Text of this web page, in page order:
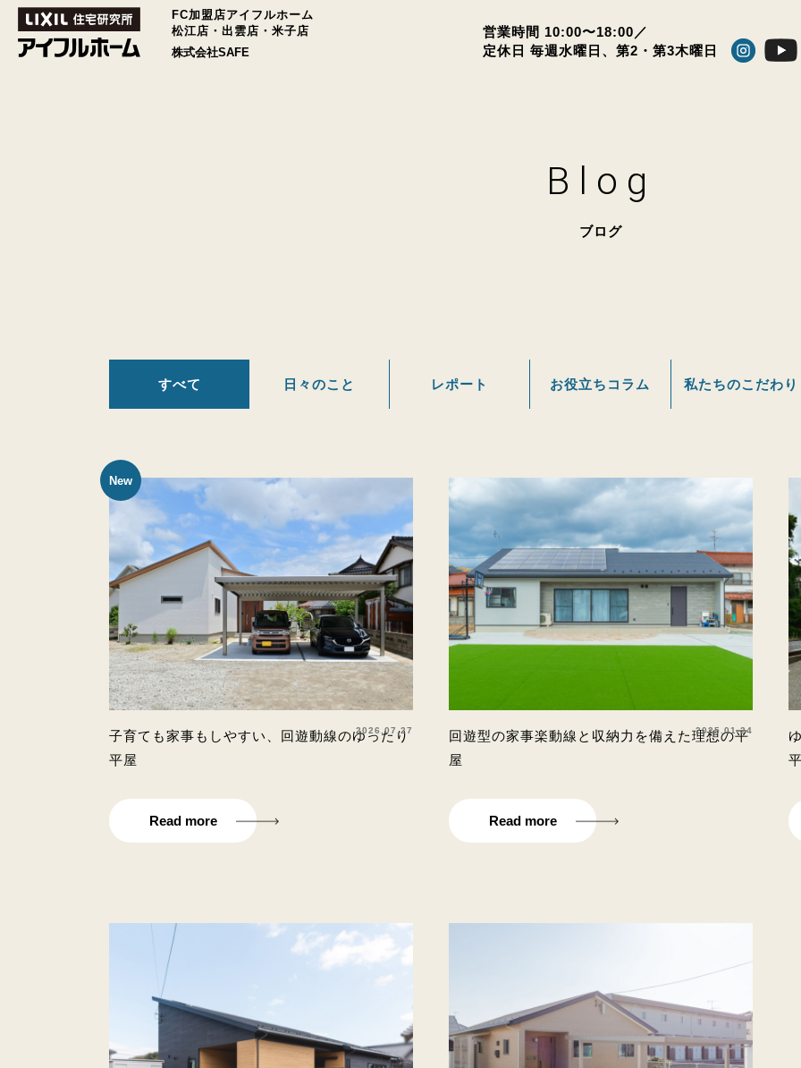
FC加盟店アイフルホーム
松江店・出雲店・米子店
株式会社SAFE
営業時間 10:00〜18:00／
定休日 毎週水曜日、 第2・第3木曜日
Blog
ブログ
すべて 日々のこと レポート お役立ちコラム 私たちのこだわり
New
子育ても家事もしやすい、回遊動線のゆったり
平屋
2026.07.27
Read more
回遊型の家事楽動線と収納力を備えた理想の平
屋
2025.01.24
Read more